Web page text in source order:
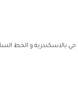
بالاسكندرية و الخط